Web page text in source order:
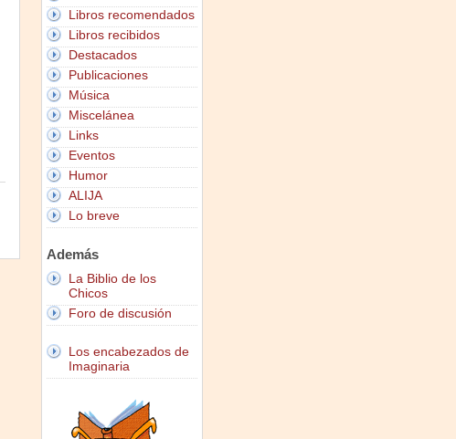
Libros recomendados
Libros recibidos
Destacados
Publicaciones
Música
Miscelánea
Links
Eventos
Humor
ALIJA
Lo breve
Además
La Biblio de los
Chicos
Foro de discusión
Los encabezados de
Imaginaria